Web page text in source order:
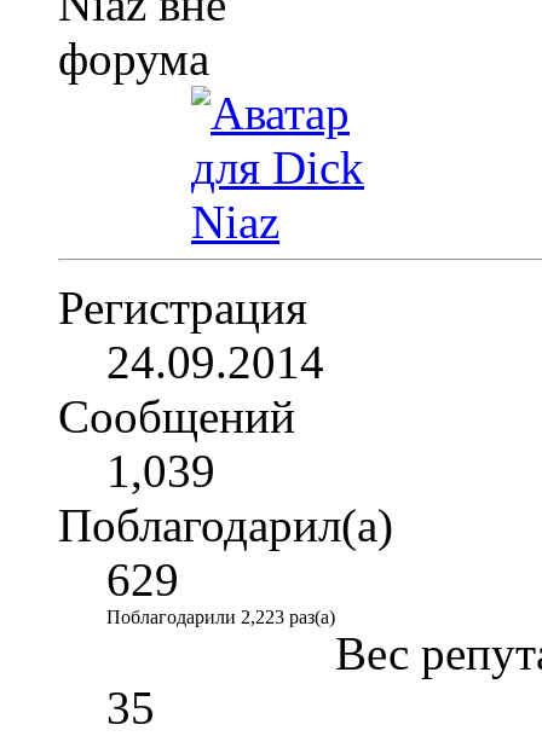
Регистрация
24.09.2014
Сообщений
1,039
Поблагодарил(а)
629
Поблагодарили 2,223 раз(а)
Вес
35